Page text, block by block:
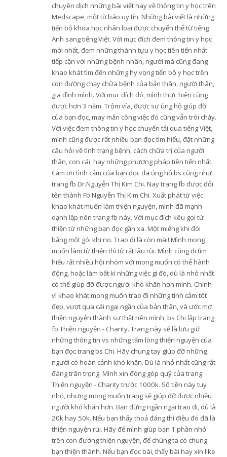
chuyên dịch những bài viết hay về thông tin y học trên
Medscape, một tờ báo uy tín. Những bài viết là những
tiến bộ khoa học nhân loại được chuyển thể từ tiếng
Anh sang tiếng Việt. Với mục đích đem thông tin y học
mới nhất, đem những thành tựu y học tiên tiến nhất
tiếp cận với những bệnh nhân, người mà cũng đang
khao khát tìm đến những hy vọng tiến bộ y học trên
con đường chạy chữa bệnh của bản thân, người thân,
gia đình mình. Với mục đích đó, mình thực hiện cũng
được hơn 3 năm. Trộm vía, được sự ủng hộ giúp đỡ
của bạn đọc, may mắn công việc đó cũng vẫn trôi chảy.
Với việc đem thông tin y học chuyển tải qua tiếng Việt,
mình cũng được rất nhiều bạn đọc tìm hiểu, đặt những
câu hỏi về tình trạng bệnh, cách chữa trị của người
thân, con cái, hay những phương pháp tiên tiến nhất.
Cảm ơn tình cảm của bạn đọc đã ủng hộ bs cũng như
trang fb Dr.Nguyễn Thị Kim Chi. Nay trang fb được đổi
tên thành Fb Nguyễn Thị Kim Chi. Xuất phát từ việc
khao khát muốn làm thiện nguyện, mình đã mạnh
dạnh lập nên trang fb này. Với mục đích kêu gọi từ
thiện từ những bạn đọc gần xa. Một miếng khi đói
bằng một gói khi no. Trao đi là còn mãi! Mình mong
muốn làm từ thiện thì từ rất lâu rùi. Mình cũng đi tìm
hiểu rất nhiều hội nhóm với mong muốn có thể hành
động, hoặc làm bất kì những việc gì đó, dù là nhỏ nhất
có thể giúp đỡ được người khó khăn hơn mình. Chính
vì khao khát mong muốn trao đi những tình cảm tốt
đẹp, vượt qua cái ngại ngần của bản thân, và ước mơ
thiện nguyện thành sự thật nên mình, bs Chi lập trang
fb Thiện nguyện - Charity. Trang này sẽ là lưu giữ
những thông tin vs những tấm lòng thiện nguyện của
bạn đọc trang bs Chi. Hãy chung tay giúp đỡ những
người có hoàn cảnh khó khăn. Dù là nhỏ nhất cũng rất
đáng trân trọng. Mình xin đóng góp quỹ của trang
Thiện nguyện - Charity trước 1000k. Số tiền này tuy
nhỏ, nhưng mong muốn trang sẽ giúp đỡ được nhiều
người khó khăn hơn. Bạn đừng ngần ngại trao đi, dù là
20k hay 50k. Nếu bạn thấy thoả đáng thì điều đó đã là
thiện nguyện rùi. Hãy để mình giúp bạn 1 phần nhỏ
trên con đường thiện nguyện, để chúng ta có chung
bạn thiện thành. Nếu bạn đọc bài, thấy bài hay xin like